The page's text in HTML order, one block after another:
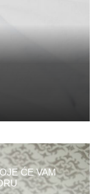
ĆE VAM